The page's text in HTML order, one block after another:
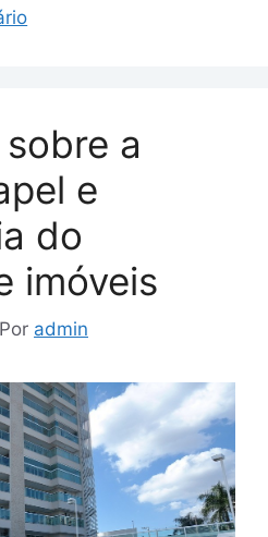
a
e
do
imóveis
Por admin